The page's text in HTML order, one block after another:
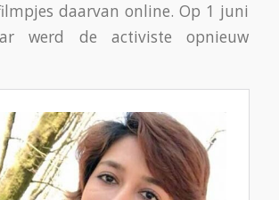
daarvan online. Op 1 juni
werd de activiste opnieuw